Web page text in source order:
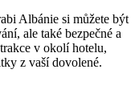
Albánie ⁤si můžete být
ale také bezpečné ‌a⁢
⁢v‍ okolí hotelu,
⁢z vaší dovolené.